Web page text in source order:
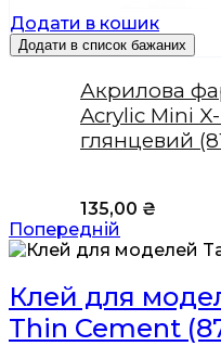
Додати в кошик
Додати в список бажаних
Акрилова
Acrylic Mini
глянцевий
135,00 ₴
Попередній
Клей для
Thin Cement